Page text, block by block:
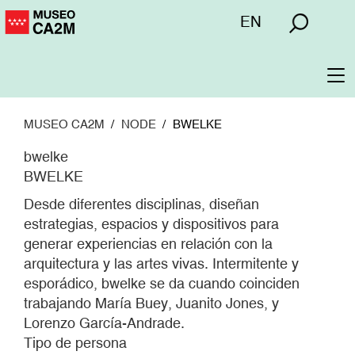
Pasar
Menú
EN
MUSEO CA2M NODE BWELKE
bwelke
BWELKE
Desde diferentes disciplinas, diseñan
estrategias, espacios y dispositivos para
generar experiencias en relación con la
arquitectura y las artes vivas. Intermitente y
esporádico, bwelke se da cuando coinciden
trabajando María Buey, Juanito Jones, y
Lorenzo García-Andrade.
Tipo de persona